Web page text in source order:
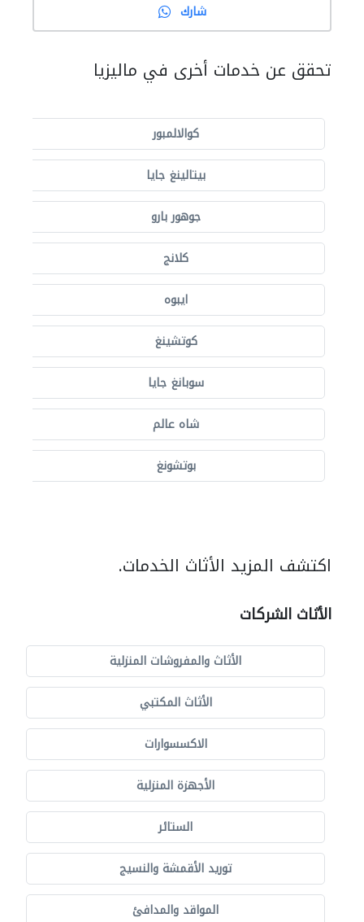
شارك
تحقق عن خدمات أخرى في ماليزيا
كوالالمبور
بيتالينغ جايا
جوهور بارو
كلانج
ايبوه
كوتشينغ
سوبانغ جايا
شاه عالم
بوتشونغ
اكتشف المزيد الأثاث الخدمات.
الأثاث الشركات
الأثاث والمفروشات المنزلية
الأثاث المكتبي
الاكسسوارات
الأجهزة المنزلية
الستائر
توريد الأقمشة والنسيج
المواقد والمدافئ